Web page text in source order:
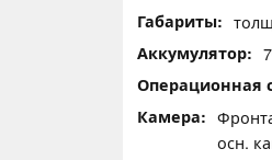
Габариты
Аккумулятор
Операционная
Камера
осн.